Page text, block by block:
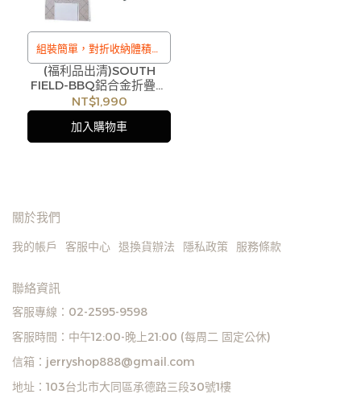
組裝簡單，對折收納體積扁
平
/
訂購注意事項 :此商品為特
價出售,不提供退換貨,建議直
商品流動性快且多個平台共
單，造成不便尚請見諒。如
遇庫存不足無法下單，亦歡
迎洽詢客服。
(福利品出清)SOUTH
FIELD-BBQ鋁合金折疊達
人桌#SF7310010903
NT$1,990
加入購物車
關於我們
我的帳戶 客服中心 退換貨辦法 隱私政策 服務條款
聯絡資訊
客服專線：02-2595-9598
客服時間：中午12:00-晚上21:00 (每周二 固定公休)
信箱：jerryshop888@gmail.com
地址：103台北市大同區承德路三段30號1樓